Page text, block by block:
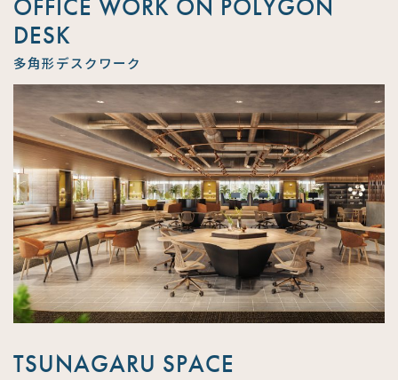
OFFICE WORK ON POLYGON
DESK
多角形デスクワーク
TSUNAGARU SPACE